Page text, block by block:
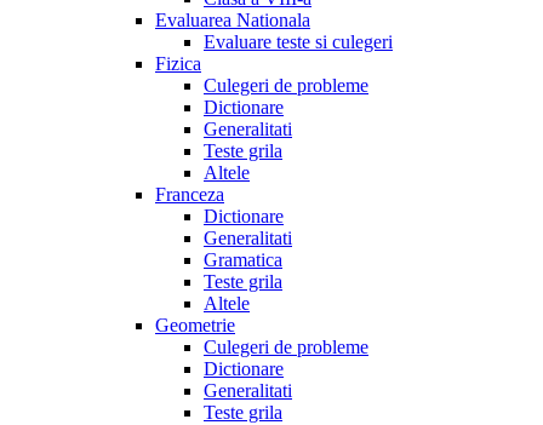
Evaluarea Nationala
Evaluare teste si culegeri
Fizica
Culegeri de probleme
Dictionare
Generalitati
Teste grila
Altele
Franceza
Dictionare
Generalitati
Gramatica
Teste grila
Altele
Geometrie
Culegeri de probleme
Dictionare
Generalitati
Teste grila